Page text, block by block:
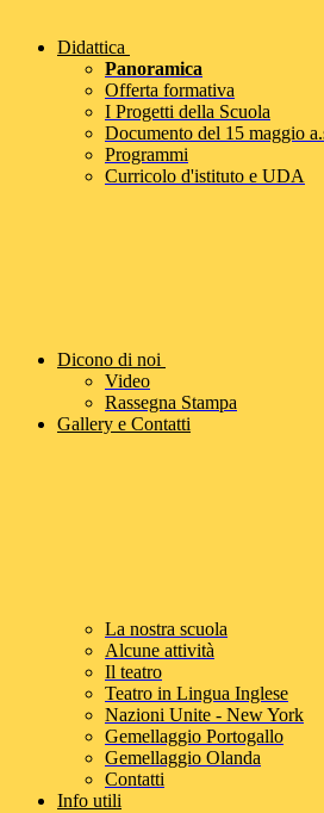
Didattica
Panoramica
Offerta formativa
I Progetti della Scuola
Documento del 15 maggio
Programmi
Curricolo d'istituto e UDA
Dicono di noi
Video
Rassegna Stampa
Gallery e Contatti
La nostra scuola
Alcune attività
Il teatro
Teatro in Lingua Inglese
Nazioni Unite - New York
Gemellaggio Portogallo
Gemellaggio Olanda
Contatti
Info utili